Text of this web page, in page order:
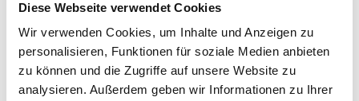
Diese Webseite verwendet Cookies
Wir verwenden Cookies, um Inhalte und Anzeigen zu
personalisieren, Funktionen für soziale Medien anbieten
zu können und die Zugriffe auf unsere Website zu
analysieren. Außerdem geben wir Informationen zu Ihrer